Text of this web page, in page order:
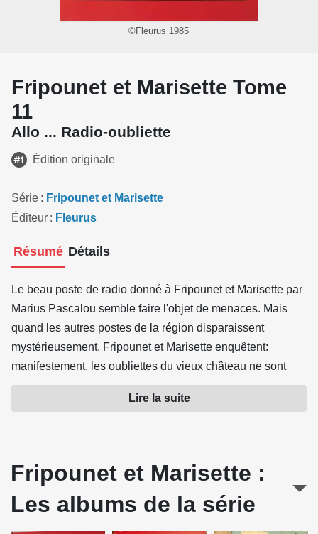
©Fleurus 1985
Fripounet et Marisette Tome
11
Allo ... Radio-oubliette
Édition originale
Série
Fripounet et Marisette
Éditeur
Fleurus
Résumé Détails
Le beau poste de radio donné à Fripounet et Marisette par
Marius Pascalou semble faire l'objet de menaces. Mais
quand les autres postes de la région disparaissent
mystérieusement, Fripounet et Marisette enquêtent:
manifestement, les oubliettes du vieux château ne sont
pas oubliées pour tout le monde...
Lire la suite
Fripounet et Marisette :
Les albums de la série